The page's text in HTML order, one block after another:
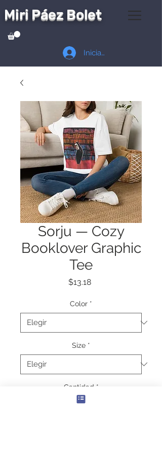
Miri Páez Bolet
Iniciar sesión
Sorju — Cozy
Booklover Graphic
Tee
$13.18Precio
Color *
Size *
Cantidad *